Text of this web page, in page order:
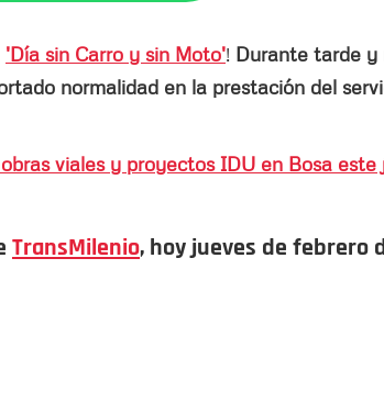
'Día sin Carro y sin Moto'! Durante tarde y
normalidad en la prestación del
viales y proyectos IDU en Bosa este
TransMilenio, hoy jueves de febrero